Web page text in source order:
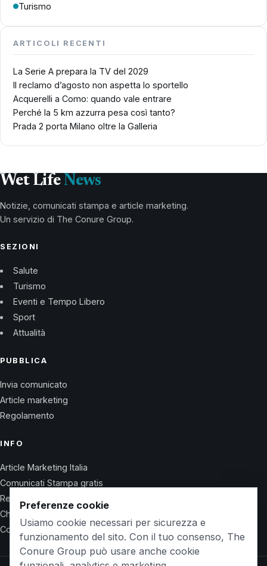
Turismo
ARTICOLI RECENTI
La Serie A prepara la TV del 2029
Il reclamo d’agosto non aspetta lo sportello
Acquerelli a Como: quando vale entrare
Perché la 5 km azzurra pesa così tanto?
Prada 2 porta Milano oltre la Galleria
Wet Life News
Notizie, comunicati stampa e article marketing.
Un servizio di The Conure Group.
SEZIONI
Salute
Turismo
Eventi e Tempo Libero
Sport
Attualità
PUBBLICA
Invia comunicato
Article marketing
Regolamento
INFO
Article Marketing Italia
Comunicati Stampa gratis
Regolamento
Chi Siamo
Contatti
Preferenze cookie
Usiamo cookie necessari per sicurezza e
funzionamento del sito. Con il tuo consenso, The
Conure Group può usare anche cookie